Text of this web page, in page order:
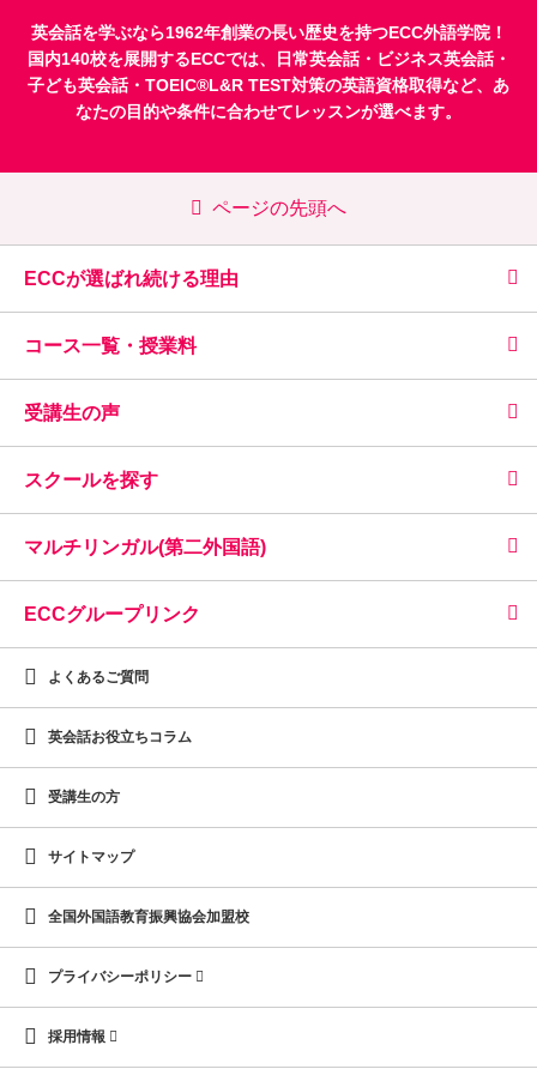
英会話を学ぶなら1962年創業の長い歴史を持つECC外語学院！
国内140校を展開するECCでは、
日常英会話・ ビジネス英会話・
子ども英会話・ TOEIC®L&R TEST対策の英語資格取得など、あ
なたの目的や条件に合わせてレッスンが選べます。
ページの先頭へ
ECCが選ばれ続ける理由
コース一覧・授業料
受講生の声
スクールを探す
マルチリンガル(第二外国語)
ECCグループリンク
よくあるご質問
英会話お役立ちコラム
受講生の方
サイトマップ
全国外国語教育振興協会加盟校
プライバシーポリシー
採用情報